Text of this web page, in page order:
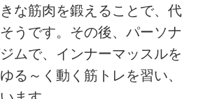
な筋肉を鍛えることで、代
うです。その後、パーソナ
ムで、インナーマッスルを
る～く動く筋トレを習い、